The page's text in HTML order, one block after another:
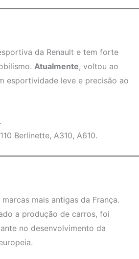
da Renault e tem forte
Atualmente, voltou ao
esportividade leve e precisão ao
Berlinette, A310, A610.
marcas mais antigas da França.
a produção de carros, foi
no desenvolvimento da